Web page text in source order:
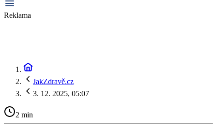
Reklama
JakZdravě.cz
3. 12. 2025, 05:07
2 min